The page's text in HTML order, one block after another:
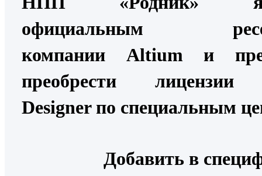
официальным
компании Altium и
преобрести
Designer по специальным
Добавить в